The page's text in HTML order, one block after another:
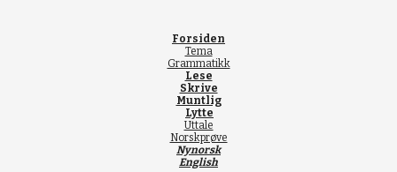
Forsiden
Tema
Grammatikk
Lese
Skrive
Muntlig
Lytte
Uttale
Norskprøve
Nynorsk
English